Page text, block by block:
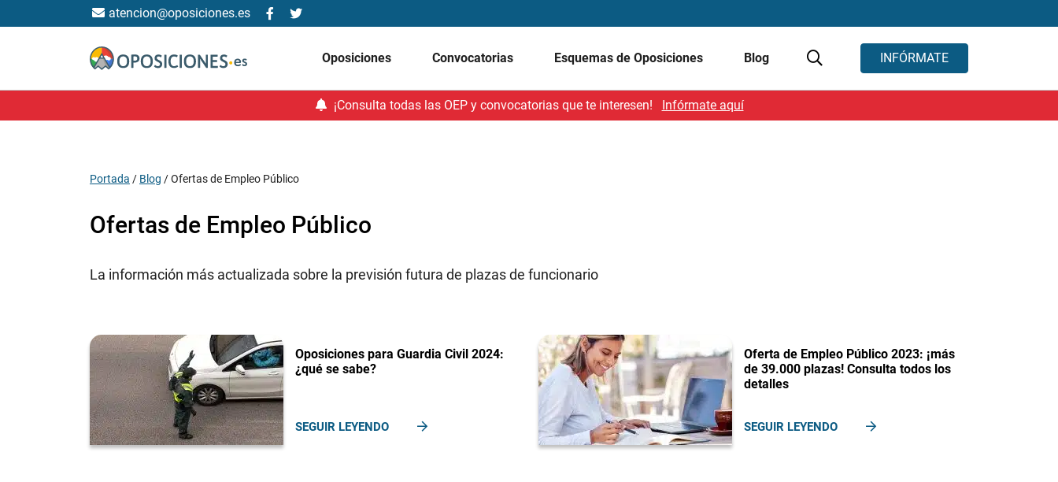
atencion@oposiciones.es
Oposiciones Convocatorias Esquemas de Oposiciones Blog INFÓRMATE
¡Consulta todas las OEP y convocatorias que te interesen! Infórmate aquí
Portada / Blog /Ofertas de Empleo Público
Ofertas de Empleo Público
La información más actualizada sobre la previsión futura de plazas de funcionario
Oposiciones para Guardia Civil 2024:
¿qué se sabe?
SEGUIR LEYENDO
Oferta de Empleo Público 2023: ¡más
de 39.000 plazas! Consulta todos los
detalles
SEGUIR LEYENDO